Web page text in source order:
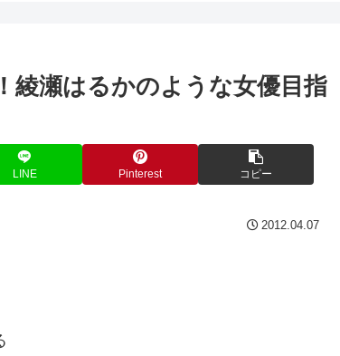
綾瀬はるかのような女優目指
LINE Pinterest コピー
2012.04.07